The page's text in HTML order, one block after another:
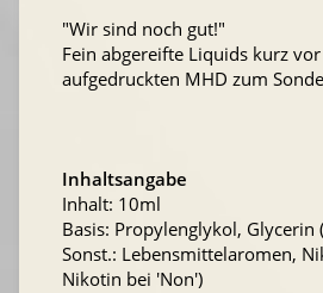
"Wir sind noch gut!"
Fein abgereifte Liquids kurz
aufgedruckten MHD zum
Inhaltsangabe
Inhalt: 10ml
Basis: Propylenglykol, Glycerin
Sonst.: Lebensmittelaromen,
Nikotin bei 'Non')